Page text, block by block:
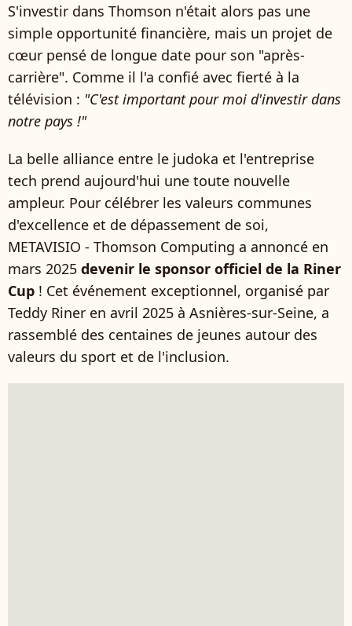
S'investir dans Thomson n'était alors pas une
simple opportunité financière, mais un projet de
cœur pensé de longue date pour son "après-
carrière". Comme il l'a confié avec fierté à la
télévision : "C'est important pour moi d'investir dans
notre pays !"
La belle alliance entre le judoka et l'entreprise
tech prend aujourd'hui une toute nouvelle
ampleur. Pour célébrer les valeurs communes
d'excellence et de dépassement de soi,
METAVISIO - Thomson Computing a annoncé en
mars 2025 devenir le sponsor officiel de la Riner
Cup ! Cet événement exceptionnel, organisé par
Teddy Riner en avril 2025 à Asnières-sur-Seine, a
rassemblé des centaines de jeunes autour des
valeurs du sport et de l'inclusion.